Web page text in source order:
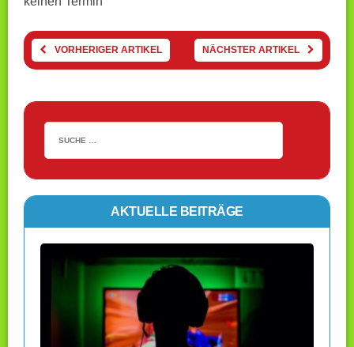
VORHERIGER ARTIKEL NÄCHSTER ARTIKEL
AKTUELLE BEITRÄGE